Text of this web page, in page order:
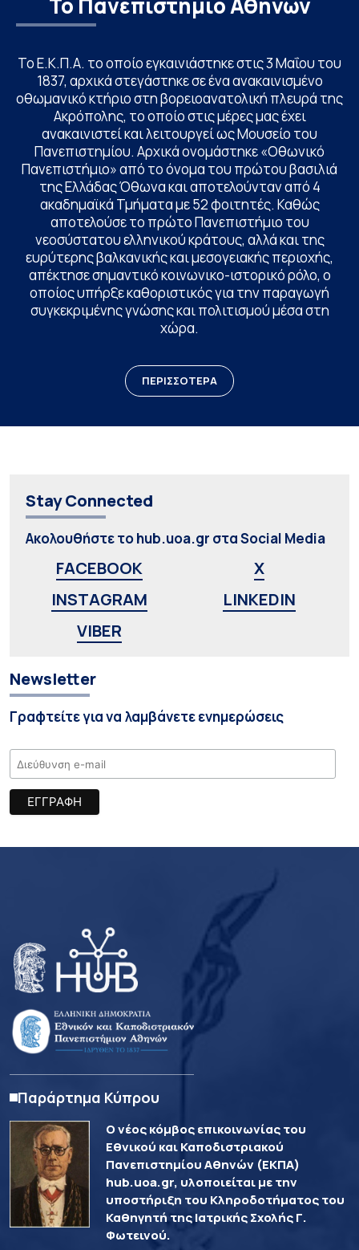
Το Ε.Κ.Π.Α. το οποίο εγκαινιάστηκε στις 3 Μαΐου του
1837, αρχικά στεγάστηκε σε ένα ανακαινισμένο
οθωμανικό κτήριο στη βορειοανατολική πλευρά της
Ακρόπολης, το οποίο στις μέρες μας έχει
ανακαινιστεί και λειτουργεί ως Μουσείο του
Πανεπιστημίου. Αρχικά ονομάστηκε «Οθωνικό
Πανεπιστήμιο» από το όνομα του πρώτου βασιλιά
της Ελλάδας Όθωνα και αποτελούνταν από 4
ακαδημαϊκά Τμήματα με 52 φοιτητές. Καθώς
αποτελούσε το πρώτο Πανεπιστήμιο του
νεοσύστατου ελληνικού κράτους, αλλά και της
ευρύτερης βαλκανικής και μεσογειακής περιοχής,
απέκτησε σημαντικό κοινωνικο-ιστορικό ρόλο, ο
οποίος υπήρξε καθοριστικός για την παραγωγή
συγκεκριμένης γνώσης και πολιτισμού μέσα στη
χώρα.
ΠΕΡΙΣΣΟΤΕΡΑ
Stay Connected
Ακολουθήστε το hub.uoa.gr στα Social Media
FACEBOOK
X
INSTAGRAM
LINKEDIN
VIBER
Newsletter
Γραφτείτε για να λαμβάνετε ενημερώσεις
Παράρτημα Κύπρου
Ο νέος κόμβος επικοινωνίας του
Εθνικού και Καποδιστριακού
Πανεπιστημίου Αθηνών (ΕΚΠΑ)
hub.uoa.gr, υλοποιείται με την
υποστήριξη του Κληροδοτήματος του
Καθηγητή της Ιατρικής Σχολής Γ.
Φωτεινού.